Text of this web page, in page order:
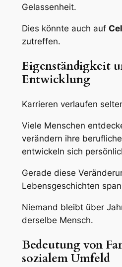
Gelassenheit.
Dies könnte auch auf
zutreffen.
Eigenständigkeit
Entwicklung
Karrieren verlaufen
Viele Menschen
verändern ihre
entwickeln sich
Gerade diese
Lebensgeschichten
Niemand bleibt über
derselbe Mensch.
Bedeutung von
sozialem Umfeld